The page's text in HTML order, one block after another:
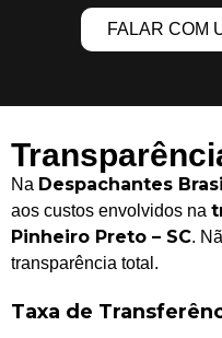
FALAR COM
Na Despachantes
aos custos envolvidos na
Pinheiro Preto – SC.
transparência total.
Taxa de